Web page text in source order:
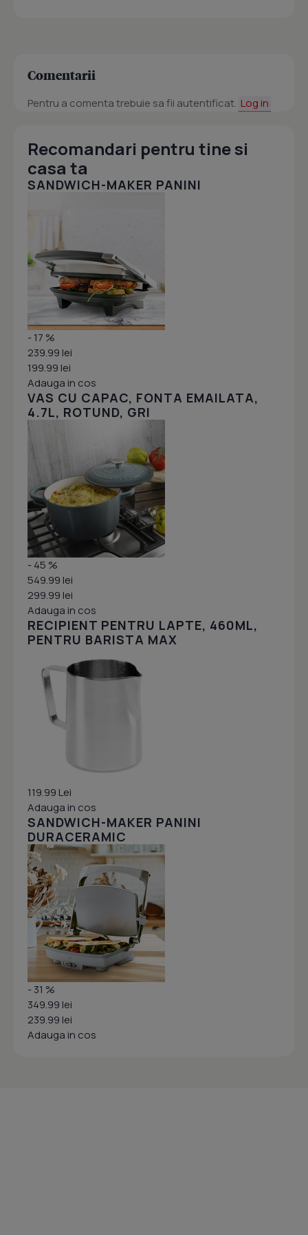
Comentarii
Pentru a comenta trebuie sa fii autentificat. Log in
Recomandari pentru tine si
casa ta
SANDWICH-MAKER PANINI
- 17 %
239.99 lei
199.99 lei
Adauga in cos
VAS CU CAPAC, FONTA EMAILATA,
4.7L, ROTUND, GRI
- 45 %
549.99 lei
299.99 lei
Adauga in cos
RECIPIENT PENTRU LAPTE, 460ML,
PENTRU BARISTA MAX
119.99 Lei
Adauga in cos
SANDWICH-MAKER PANINI
DURACERAMIC
- 31 %
349.99 lei
239.99 lei
Adauga in cos